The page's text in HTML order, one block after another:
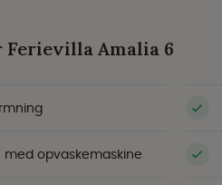
Amalia 6
med opvaskemaskine